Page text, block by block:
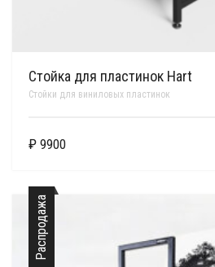
Стойка для пластинок Hart
Стойки для виниловых пластинок
₽ 9900
Распродажа